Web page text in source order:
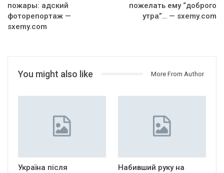
пожары: адский
фоторепортаж —
sxemy.com
пожелать ему “доброго
утра”… — sxemy.com
You might also like More From Author
Україна після
Набивший руку на